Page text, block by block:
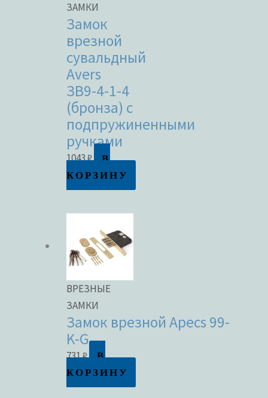
ЗАМКИ
Замок
врезной
сувальдный
Avers
ЗВ9-4-1-4
(бронза) с
подпружиненными
ручками
1043₽
В
КОРЗИНУ
ВРЕЗНЫЕ
ЗАМКИ
Замок врезной Apecs 99-
K-G
731₽
В
КОРЗИНУ